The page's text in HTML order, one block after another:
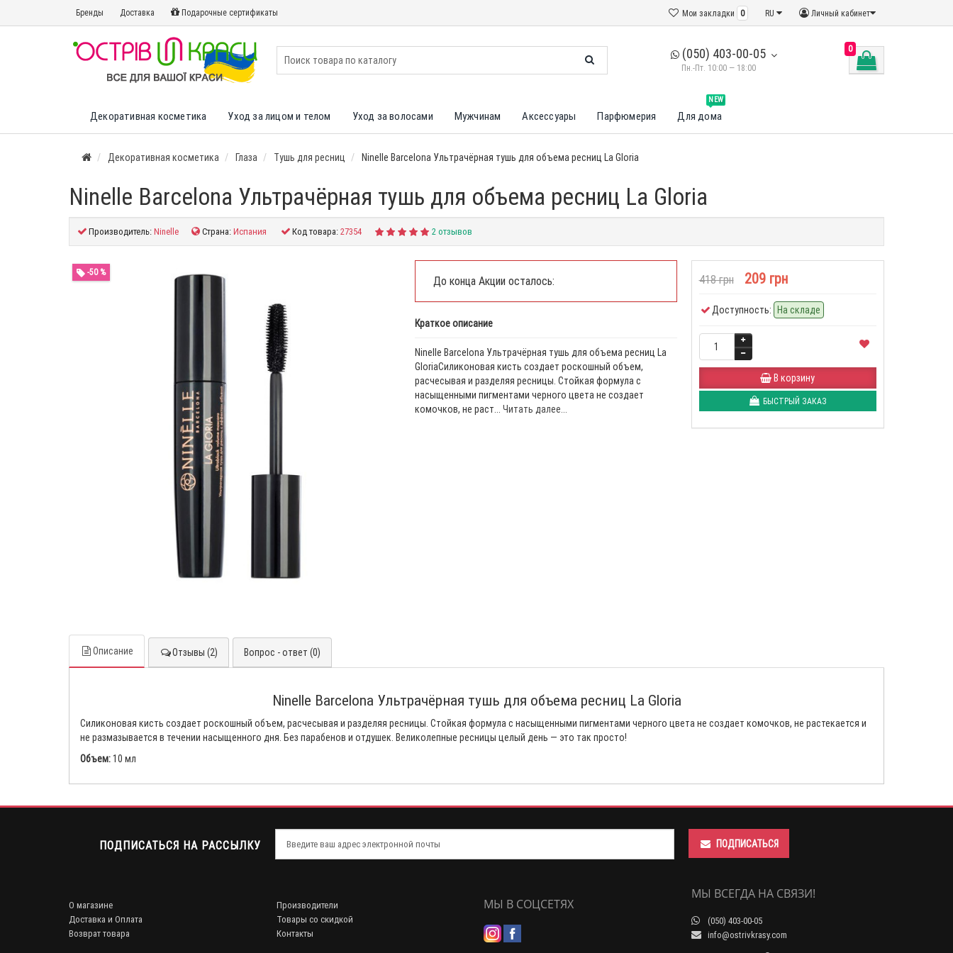
Бренды Доставка Подарочные сертификаты Личный кабинет
RU
Мои закладки 0
(050) 403-00-05
Пн.-Пт. 10:00 — 18:00
0
Декоративная косметика Уход за лицом и телом Уход за волосами Мужчинам Аксессуары Парфюмерия
NEW
Для дома
Декоративная косметика Глаза Тушь для ресниц Ninelle Barcelona Ультрачёрная тушь для объема ресниц La Gloria
Ninelle Barcelona Ультрачёрная тушь для объема ресниц La Gloria
Производитель:Ninelle Страна:Испания Код товара:27354 2 отзывов
-50 %
До конца Акции осталось:
Краткое описание
Ninelle Barcelona Ультрачёрная тушь для объема ресниц La
GloriaСиликоновая кисть создает роскошный объем,
расчесывая и разделяя ресницы. Стойкая формула с
насыщенными пигментами черного цвета не создает
комочков, не раст... Читать далее...
418 грн 209 грн
Доступность: На складе
В корзину
БЫСТРЫЙ ЗАКАЗ
Описание Отзывы (2) Вопрос - ответ (0)
Ninelle Barcelona Ультрачёрная тушь для объема ресниц La Gloria
Силиконовая кисть создает роскошный объем, расчесывая и разделяя ресницы. Стойкая формула с насыщенными пигментами черного цвета не создает комочков, не растекается и
не размазывается в течении насыщенного дня. Без парабенов и отдушек. Великолепные ресницы целый день — это так просто!
Объем:10 мл
ПОДПИСАТЬСЯ НА РАССЫЛКУ ПОДПИСАТЬСЯ
О магазине
Доставка и Оплата
Возврат товара
Производители
Товары со скидкой
Контакты
МЫ В СОЦСЕТЯХ
МЫ ВСЕГДА НА СВЯЗИ!
(050) 403-00-05
info@ostrivkrasy.com